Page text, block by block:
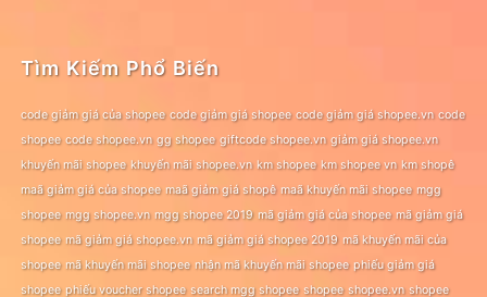
Tìm Kiếm Phổ Biến
code giảm giá của shopee code giảm giá shopee code giảm giá shopee.vn code
shopee code shopee.vn gg shopee giftcode shopee.vn giảm giá shopee.vn
khuyến mãi shopee khuyến mãi shopee.vn km shopee km shopee vn km shopê
maã giảm giá của shopee maã giảm giá shopê maã khuyến mãi shopee mgg
shopee mgg shopee.vn mgg shopee 2019 mã giảm giá của shopee mã giảm giá
shopee mã giảm giá shopee.vn mã giảm giá shopee 2019 mã khuyến mãi của
shopee mã khuyến mãi shopee nhận mã khuyến mãi shopee phiếu giảm giá
shopee phiếu voucher shopee search mgg shopee shopee shopee.vn shopee